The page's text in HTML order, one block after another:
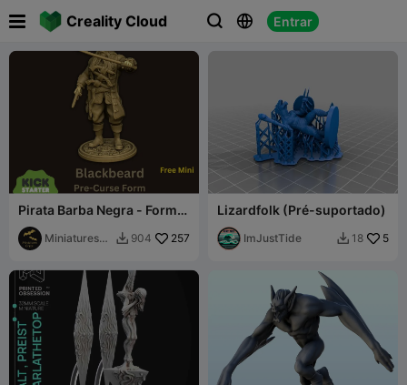
Creality Cloud   Entrar

Pirata Barba Negra - Forma
Pré-Maldição
MiniaturesCr
 904 257
Lizardfolk (Pré-suportado)
ImJustTide  18 5